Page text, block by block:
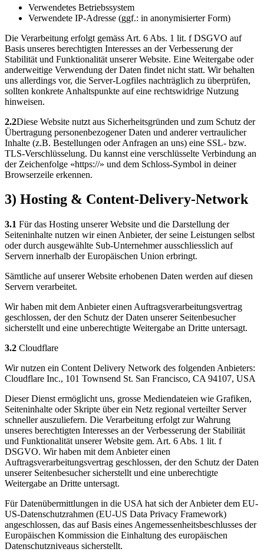
Verwendetes Betriebssystem
Verwendete IP-Adresse (ggf.: in anonymisierter Form)
Die Verarbeitung erfolgt gemäss Art. 6 Abs. 1 lit. f DSGVO auf
Basis unseres berechtigten Interesses an der Verbesserung der
Stabilität und Funktionalität unserer Website. Eine Weitergabe oder
anderweitige Verwendung der Daten findet nicht statt. Wir behalten
uns allerdings vor, die Server-Logfiles nachträglich zu überprüfen,
sollten konkrete Anhaltspunkte auf eine rechtswidrige Nutzung
hinweisen.
2.2Diese Website nutzt aus Sicherheitsgründen und zum Schutz der
Übertragung personenbezogener Daten und anderer vertraulicher
Inhalte (z.B. Bestellungen oder Anfragen an uns) eine SSL- bzw.
TLS-Verschlüsselung. Du kannst eine verschlüsselte Verbindung an
der Zeichenfolge «https://» und dem Schloss-Symbol in deiner
Browserzeile erkennen.
3) Hosting & Content-Delivery-Network
3.1 Für das Hosting unserer Website und die Darstellung der
Seiteninhalte nutzen wir einen Anbieter, der seine Leistungen selbst
oder durch ausgewählte Sub-Unternehmer ausschliesslich auf
Servern innerhalb der Europäischen Union erbringt.
Sämtliche auf unserer Website erhobenen Daten werden auf diesen
Servern verarbeitet.
Wir haben mit dem Anbieter einen Auftragsverarbeitungsvertrag
geschlossen, der den Schutz der Daten unserer Seitenbesucher
sicherstellt und eine unberechtigte Weitergabe an Dritte untersagt.
3.2 Cloudflare
Wir nutzen ein Content Delivery Network des folgenden Anbieters:
Cloudflare Inc., 101 Townsend St. San Francisco, CA 94107, USA
Dieser Dienst ermöglicht uns, grosse Mediendateien wie Grafiken,
Seiteninhalte oder Skripte über ein Netz regional verteilter Server
schneller auszuliefern. Die Verarbeitung erfolgt zur Wahrung
unseres berechtigten Interesses an der Verbesserung der Stabilität
und Funktionalität unserer Website gem. Art. 6 Abs. 1 lit. f
DSGVO. Wir haben mit dem Anbieter einen
Auftragsverarbeitungsvertrag geschlossen, der den Schutz der Daten
unserer Seitenbesucher sicherstellt und eine unberechtigte
Weitergabe an Dritte untersagt.
Für Datenübermittlungen in die USA hat sich der Anbieter dem EU-
US-Datenschutzrahmen (EU-US Data Privacy Framework)
angeschlossen, das auf Basis eines Angemessenheitsbeschlusses der
Europäischen Kommission die Einhaltung des europäischen
Datenschutzniveaus sicherstellt.